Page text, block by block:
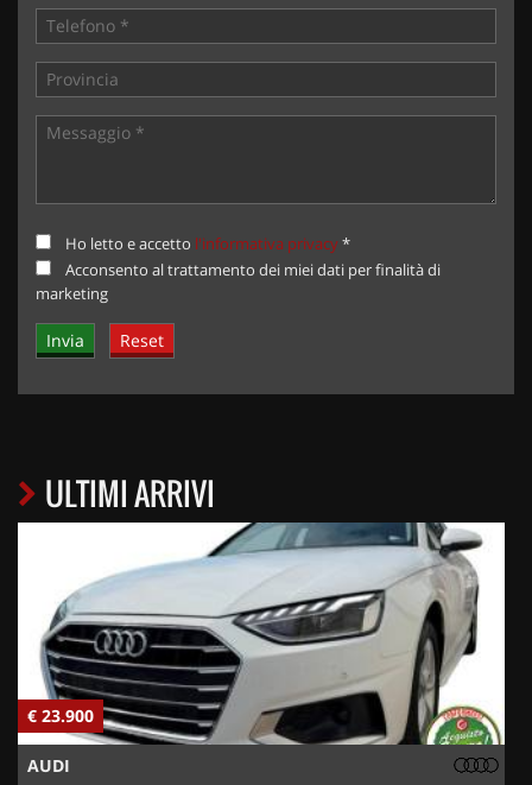
Ho letto e accetto l'informativa privacy*
Acconsento al trattamento dei miei dati per finalità di
marketing
ULTIMI ARRIVI
€ 23.900
AUDI